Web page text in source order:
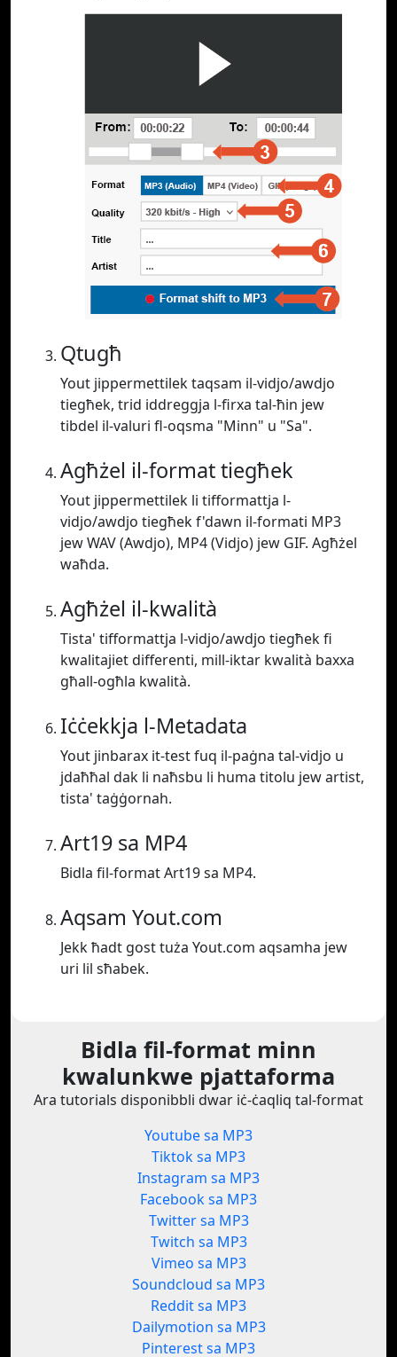
Qtugħ
Yout jippermettilek taqsam il-vidjo/awdjo
tiegħek, trid iddreggja l-firxa tal-ħin jew
tibdel il-valuri fl-oqsma "Minn" u "Sa".
Agħżel il-format tiegħek
Yout jippermettilek li tifformattja l-
vidjo/awdjo tiegħek f'dawn il-formati MP3
jew WAV (Awdjo), MP4 (Vidjo) jew GIF. Agħżel
waħda.
Agħżel il-kwalità
Tista' tifformattja l-vidjo/awdjo tiegħek fi
kwalitajiet differenti, mill-iktar kwalità baxxa
għall-ogħla kwalità.
Iċċekkja l-Metadata
Yout jinbarax it-test fuq il-paġna tal-vidjo u
jdaħħal dak li naħsbu li huma titolu jew artist,
tista' taġġornah.
Art19 sa MP4
Bidla fil-format Art19 sa MP4.
Aqsam Yout.com
Jekk ħadt gost tuża Yout.com aqsamha jew
uri lil sħabek.
Bidla fil-format minn
kwalunkwe pjattaforma
Ara tutorials disponibbli dwar iċ-ċaqliq tal-format
Youtube sa MP3
Tiktok sa MP3
Instagram sa MP3
Facebook sa MP3
Twitter sa MP3
Twitch sa MP3
Vimeo sa MP3
Soundcloud sa MP3
Reddit sa MP3
Dailymotion sa MP3
Pinterest sa MP3